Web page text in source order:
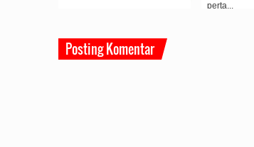
perta...
Posting Komentar